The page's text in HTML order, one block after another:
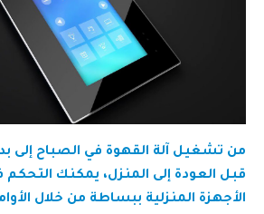
من تشغيل آلة القهوة في الصباح إلى
قبل العودة إلى المنزل، يمكنك التحكم
الأجهزة المنزلية ببساطة من خلال